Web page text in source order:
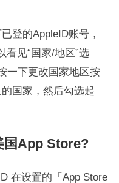
登的AppleID账号，
看见“国家/地区”选
一下更改国家地区按
国家，然后勾选起
国App Store?
在设置的「App Store